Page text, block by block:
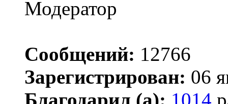
Сообщений: 12766
Зарегистрирован: 06